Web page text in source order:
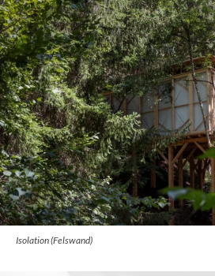
Isolation (Felswand)